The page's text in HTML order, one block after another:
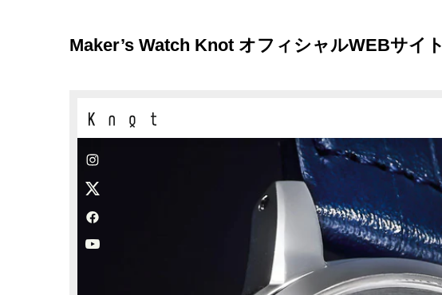
Maker’s Watch Knot オフィシャルWEBサイト